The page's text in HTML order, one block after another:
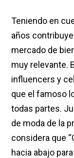
Teniendo en
años
mercado de
muy relevante.
influencers y
que el famoso
todas partes.
de moda de la
considera que
hacia abajo